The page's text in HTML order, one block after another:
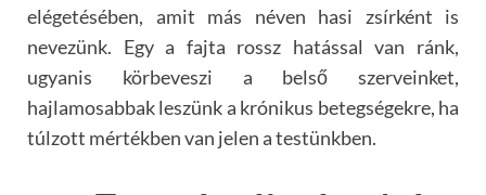
elégetésében, amit más néven hasi zsírként is
nevezünk. Egy a fajta rossz hatással van ránk,
ugyanis körbeveszi a belső szerveinket,
hajlamosabbak leszünk a krónikus betegségekre, ha
túlzott mértékben van jelen a testünkben.